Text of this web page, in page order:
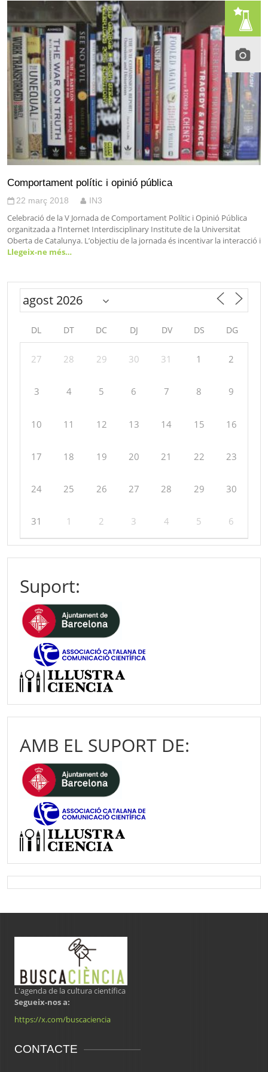
Comportament polític i opinió pública
22 març 2018 IN3
Celebració de la V Jornada de Comportament Polític i Opinió Pública
organitzada a l’Internet Interdisciplinary Institute de la Universitat
Oberta de Catalunya. L’objectiu de la jornada és incentivar la interacció i
Llegeix-ne més…
DL DT DC DJ DV DS DG
27 28 29 30 31 1 2
3 4 5 6 7 8 9
10 11 12 13 14 15 16
17 18 19 20 21 22 23
24 25 26 27 28 29 30
31 1 2 3 4 5 6
Suport:
AMB EL SUPORT DE:
L'agenda de la cultura científica
Segueix-nos a:
https://x.com/buscaciencia
CONTACTE